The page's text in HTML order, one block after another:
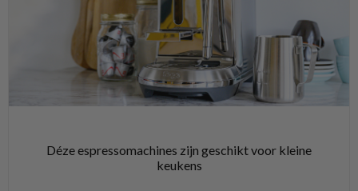
Déze espressomachines zijn geschikt voor kleine
keukens